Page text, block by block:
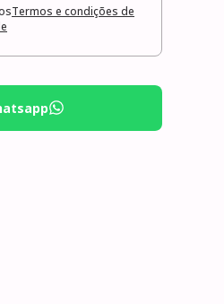
Termos e condições de